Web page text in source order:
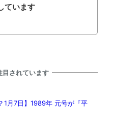
ています
目されています
1月7日】1989年 元号が『平